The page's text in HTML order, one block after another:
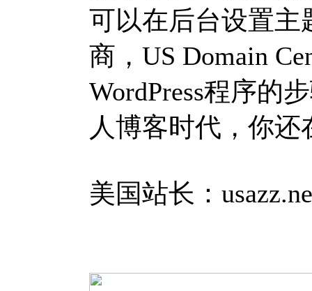
可以在后台设置主
商，US Domain
WordPress程序的
人博客时代，你
美国站长：